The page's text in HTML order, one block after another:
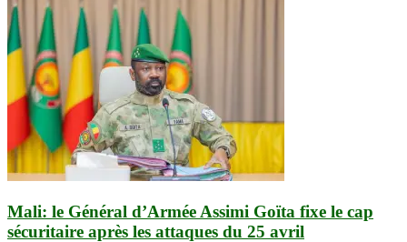
Mali: le Général d’Armée Assimi Goïta fixe le cap
sécuritaire après les attaques du 25 avril